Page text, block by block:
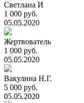
Светлана И
1 000 руб.
05.05.2020
Жертвователь
1 000 руб.
05.05.2020
Вакулина Н.Г.
5 000 руб.
05.05.2020